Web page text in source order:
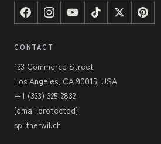
CONTACT
123 Commerce Street
Los Angeles, CA 90015, USA
+1 (323) 325-2832
[email protected]
sp-therwil.ch